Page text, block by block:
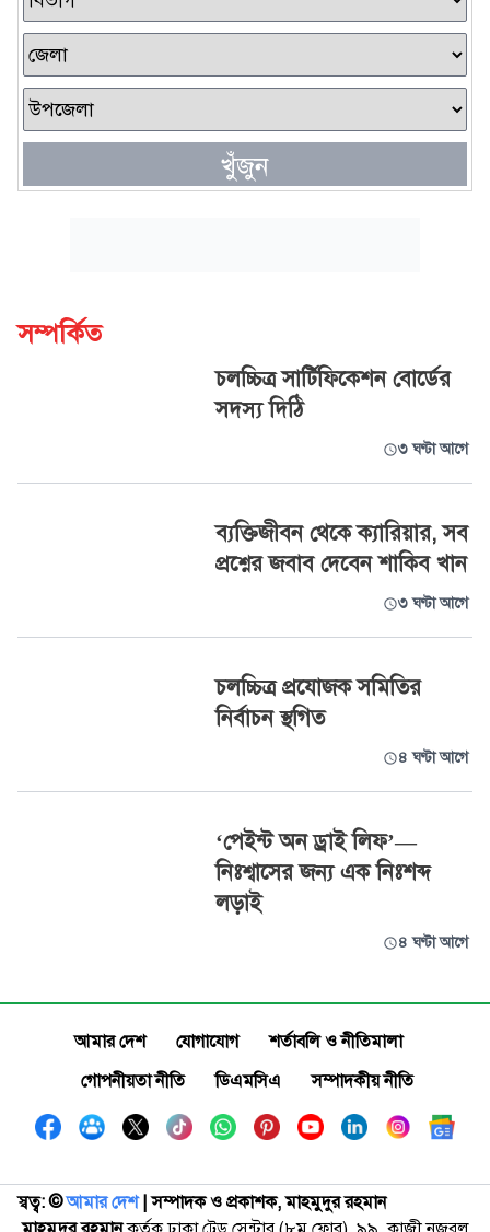
খুঁজুন
সম্পর্কিত
চলচ্চিত্র সার্টিফিকেশন বোর্ডের
সদস্য দিঠি
৩ ঘণ্টা আগে
ব্যক্তিজীবন থেকে ক্যারিয়ার, সব
প্রশ্নের জবাব দেবেন শাকিব খান
৩ ঘণ্টা আগে
চলচ্চিত্র প্রযোজক সমিতির
নির্বাচন স্থগিত
৪ ঘণ্টা আগে
‘পেইন্ট অন ড্রাই লিফ’—
নিঃশ্বাসের জন্য এক নিঃশব্দ
লড়াই
৪ ঘণ্টা আগে
আমার দেশ যোগাযোগ
শর্তাবলি ও নীতিমালা
গোপনীয়তা নীতি
ডিএমসিএ সম্পাদকীয় নীতি
স্বত্ব: ©️আমার দেশ| সম্পাদক ও প্রকাশক, মাহমুদুর রহমান